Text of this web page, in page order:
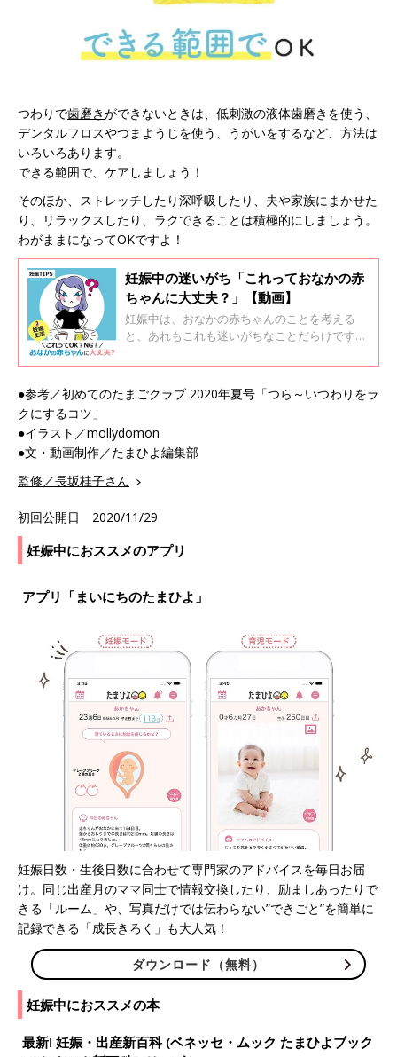
つわりで歯磨きができないときは、低刺激の液体歯磨きを使う、
デンタルフロスやつまようじを使う、うがいをするなど、方法は
いろいろあります。
できる範囲で、ケアしましょう！
そのほか、ストレッチしたり深呼吸したり、夫や家族にまかせた
り、リラックスしたり、ラクできることは積極的にしましょう。
わがままになってOKですよ！
妊娠中の迷いがち「これっておなかの赤
ちゃんに大丈夫？」【動画】
妊娠中は、おなかの赤ちゃんのことを考える
と、あれもこれも迷いがちなことだらけですよ
生に聞きました。
●参考／初めてのたまごクラブ 2020年夏号「つら～いつわりをラ
クにするコツ」
●イラスト／mollydomon
●文・動画制作／たまひよ編集部
監修／長坂桂子さん
初回公開日 2020/11/29
妊娠中におススメのアプリ
アプリ「まいにちのたまひよ」
妊娠日数・生後日数に合わせて専門家のアドバイスを毎日お届
け。同じ出産月のママ同士で情報交換したり、励ましあったりで
きる「ルーム」や、写真だけでは伝わらない”できごと”を簡単に
記録できる「成長きろく」も大人気！
ダウンロード（無料）
妊娠中におススメの本
最新! 妊娠・出産新百科 (ベネッセ・ムック たまひよブック